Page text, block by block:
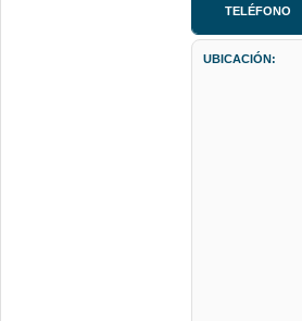
TELÉFONO
UBICACIÓN: